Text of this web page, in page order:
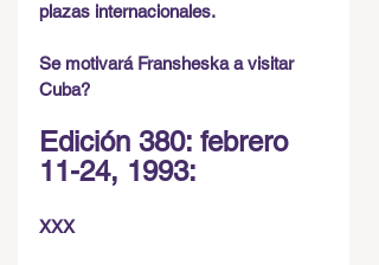
plazas internacionales.
Se motivará Fransheska a visitar
Cuba?
Edición 380: febrero
11-24, 1993:
XXX